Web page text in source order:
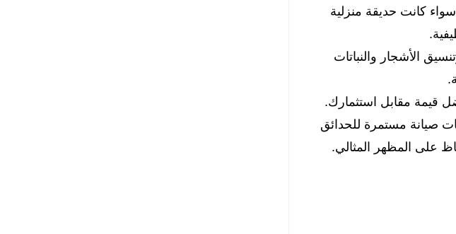
كانت حديقة منزلية
الأشجار والنباتات
قيمة مقابل استثمارك.
صيانة مستمرة للحدائق
على المظهر المثالي.